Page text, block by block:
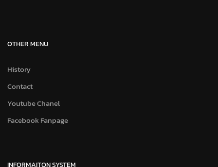
OTHER MENU
History
Contact
Youtube Chanel
Facebook Fanpage
INFORMAITON SYSTEM